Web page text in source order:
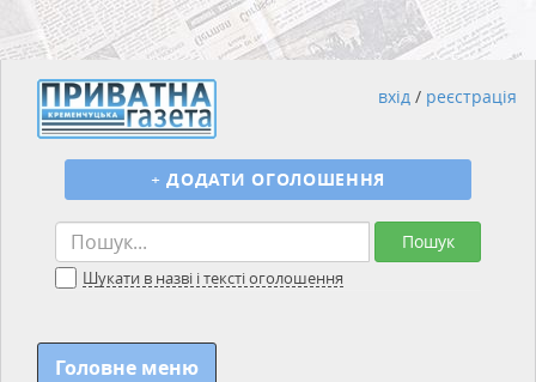
Пошук
Шукати в назві і тексті оголошення
+ ДОДАТИ ОГОЛОШЕННЯ
вхід / реєстрація
Головне меню